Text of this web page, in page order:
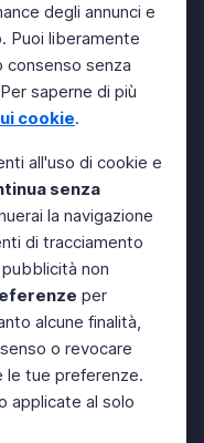
degli annunci e
Puoi liberamente
consenso senza
saperne di più
cookie.
all'uso di cookie e
senza
la navigazione
di tracciamento
non
per
alcune finalità,
o revocare
le tue preferenze.
applicate al solo